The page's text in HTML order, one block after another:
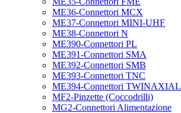
ME36-Connettori MCX
ME37-Connettori MINI-UHF
ME38-Connettori N
ME390-Connettori PL
ME391-Connettori SMA
ME392-Connettori SMB
ME393-Connettori TNC
ME394-Connettori TWINAXIAL
MF2-Pinzette (Coccodrilli)
MG2-Connettori Alimentazione